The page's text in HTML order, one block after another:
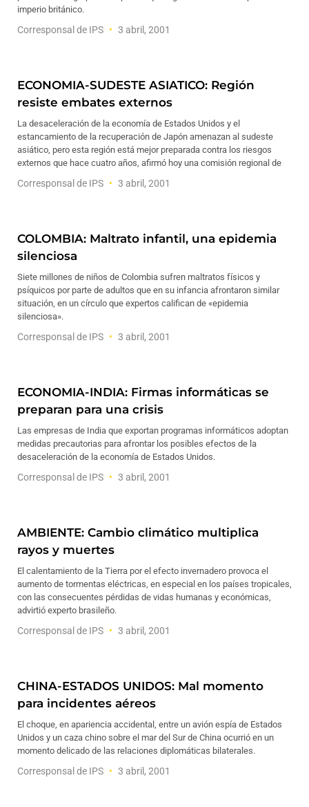
imperio británico.
Corresponsal de IPS 3 abril, 2001
ECONOMIA-SUDESTE ASIATICO: Región
resiste embates externos
La desaceleración de la economía de Estados Unidos y el
estancamiento de la recuperación de Japón amenazan al sudeste
asiático, pero esta región está mejor preparada contra los riesgos
externos que hace cuatro años, afirmó hoy una comisión regional de
Corresponsal de IPS 3 abril, 2001
COLOMBIA: Maltrato infantil, una epidemia
silenciosa
Siete millones de niños de Colombia sufren maltratos físicos y
psíquicos por parte de adultos que en su infancia afrontaron similar
situación, en un círculo que expertos califican de «epidemia
silenciosa».
Corresponsal de IPS 3 abril, 2001
ECONOMIA-INDIA: Firmas informáticas se
preparan para una crisis
Las empresas de India que exportan programas informáticos adoptan
medidas precautorias para afrontar los posibles efectos de la
desaceleración de la economía de Estados Unidos.
Corresponsal de IPS 3 abril, 2001
AMBIENTE: Cambio climático multiplica
rayos y muertes
El calentamiento de la Tierra por el efecto invernadero provoca el
aumento de tormentas eléctricas, en especial en los países tropicales,
con las consecuentes pérdidas de vidas humanas y económicas,
advirtió experto brasileño.
Corresponsal de IPS 3 abril, 2001
CHINA-ESTADOS UNIDOS: Mal momento
para incidentes aéreos
El choque, en apariencia accidental, entre un avión espía de Estados
Unidos y un caza chino sobre el mar del Sur de China ocurrió en un
momento delicado de las relaciones diplomáticas bilaterales.
Corresponsal de IPS 3 abril, 2001